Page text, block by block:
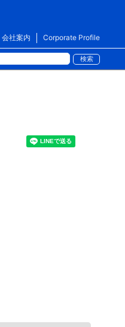
Corporate Profile
会社案内